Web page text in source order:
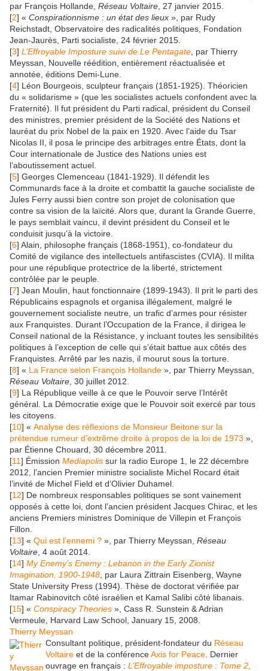
par François Hollande, Réseau Voltaire , 27 janvier 2015.
[2] « Conspirationnisme : un état des lieux », par Rudy
Reichstadt, Observatoire des radicalités politiques, Fondation
Jean-Jaurès, Parti socialiste, 24 février 2015.
[3] L’Effroyable Imposture suivi de Le Pentagate , par Thierry
Meyssan, Nouvelle réédition, entièrement réactualisée et
annotée, éditions Demi-Lune.
[4] Léon Bourgeois, sculpteur français (1851-1925). Théoricien
du « solidarisme » (que les socialistes actuels confondent avec la
Fraternité). Il fut président du Parti radical, président du Conseil
des ministres, premier président de la Société des Nations et
lauréat du prix Nobel de la paix en 1920. Avec l’aide du Tsar
Nicolas II, il posa le principe des arbitrages entre États, dont la
Cour internationale de Justice des Nations unies est
l’aboutissement actuel.
[5] Georges Clemenceau (1841-1929). Il défendit les
Communards face à la droite et combattit la gauche socialiste de
Jules Ferry aussi bien contre son projet de colonisation que
contre sa vision de la laïcité. Alors que, durant la Grande Guerre,
le pays semblait vaincu, il devint président du Conseil et le
conduisit jusqu’à la victoire.
[6] Alain, philosophe français (1868-1951), co-fondateur du
Comité de vigilance des intellectuels antifascistes (CVIA). Il milita
pour une république protectrice de la liberté, strictement
contrôlée par le peuple.
[7] Jean Moulin, haut fonctionnaire (1899-1943). Il prit le parti des
Républicains espagnols et organisa illégalement, malgré le
gouvernement socialiste neutre, un trafic d’armes pour résister
aux Franquistes. Durant l’Occupation de la France, il dirigea le
Conseil national de la Résistance, y incluant toutes les sensibilités
politiques à l’exception de celle qui s’était battue aux côtés des
Franquistes. Arrêté par les nazis, il mourut sous la torture.
[8] « La France selon François Hollande », par Thierry Meyssan,
Réseau Voltaire , 30 juillet 2012.
[9] La République veille à ce que le Pouvoir serve l’Intérêt
général. La Démocratie exige que le Pouvoir soit exercé par tous
les citoyens.
[10] « Analyse des réflexions de Monsieur Beitone sur la
prétendue rumeur d’extrême droite à propos de la loi de 1973 »,
par Étienne Chouard, 30 décembre 2011.
[11] Émission Mediapolis sur la radio Europe 1, le 22 décembre
2012, l’ancien Premier ministre socialiste Michel Rocard était
l’invité de Michel Field et d’Olivier Duhamel.
[12] De nombreux responsables politiques se sont vainement
opposés à cette loi, dont l’ancien président Jacques Chirac, et les
anciens Premiers ministres Dominique de Villepin et François
Fillon.
[13] « Qui est l’ennemi ? », par Thierry Meyssan, Réseau
Voltaire , 4 août 2014.
[14] My Enemy’s Enemy : Lebanon in the Early Zionist
Imagination, 1900-1948 , par Laura Zittrain Eisenberg, Wayne
State University Press (1994). Thèse de doctorat vérifiée par
Itamar Rabinovitch côté israélien et Kamal Salibi côté libanais.
[15] « Conspiracy Theories », Cass R. Sunstein & Adrian
Vermeule, Harvard Law School, January 15, 2008.
Thierry Meyssan
Consultant politique, président-fondateur du Réseau
Voltaire et de la conférenceAxis for Peace . Dernier
ouvrage en français : L’Effroyable imposture : Tome 2,